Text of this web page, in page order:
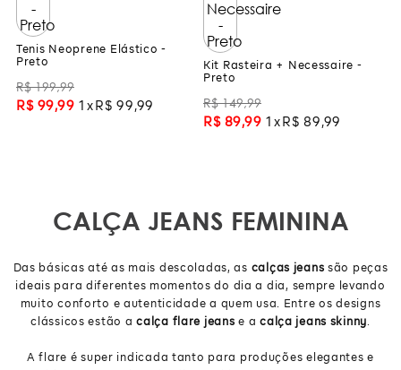
Tenis Neoprene Elástico -
Preto
R$ 199,99
R$ 99,99 1 R$ 99 ,99
Kit Rasteira + Necessaire -
Preto
R$ 149,99
R$ 89,99 1 R$ 89 ,99
CALÇA JEANS FEMININA
Das básicas até as mais descoladas, as calças jeans são peças
ideais para diferentes momentos do dia a dia, sempre levando
muito conforto e autenticidade a quem usa. Entre os designs
clássicos estão acalça flare jeans e acalça jeans skinny.
A flare é super indicada tanto para produções elegantes e